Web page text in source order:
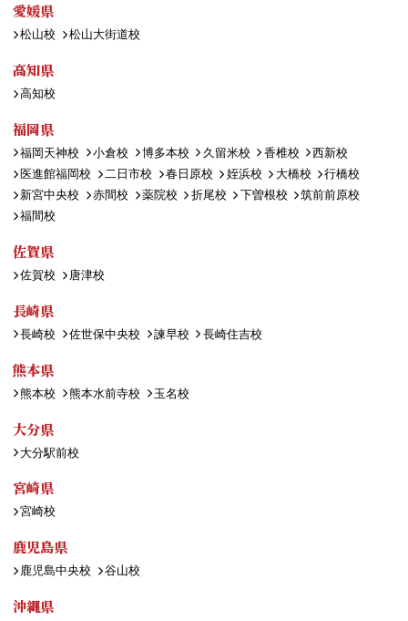
愛媛県
松山校 松山大街道校
高知県
高知校
福岡県
福岡天神校 小倉校 博多本校 久留米校 香椎校
西新校
医進館福岡校
二日市校 春日原校 姪浜校 大橋校
行橋校
新宮中央校
赤間校 薬院校 折尾校 下曽根校
筑前前原校
福間校
佐賀県
佐賀校 唐津校
長崎県
長崎校 佐世保中央校 諫早校 長崎住吉校
熊本県
熊本校 熊本水前寺校 玉名校
大分県
大分駅前校
宮崎県
宮崎校
鹿児島県
鹿児島中央校 谷山校
沖縄県